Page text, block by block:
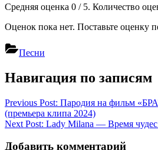
Средняя оценка 0 / 5. Количество
Оценок пока нет. Поставьте оценку
Песни
Навигация по записям
Previous Post: Пародия на фильм
(премьера клипа 2024)
Next Post: Lady Milana — Время
Добавить комментарий